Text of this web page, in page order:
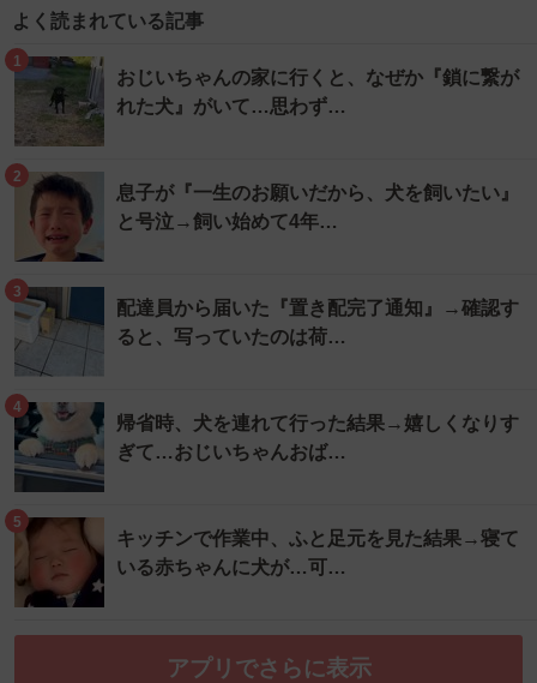
よく読まれている記事
1
おじいちゃんの家に行くと、なぜか『鎖に繋が
れた犬』がいて…思わず…
2
息子が『一生のお願いだから、犬を飼いたい』
と号泣→飼い始めて4年…
3
配達員から届いた『置き配完了通知』→確認す
ると、写っていたのは荷…
4
帰省時、犬を連れて行った結果→嬉しくなりす
ぎて…おじいちゃんおば…
5
キッチンで作業中、ふと足元を見た結果→寝て
いる赤ちゃんに犬が…可…
アプリでさらに表示